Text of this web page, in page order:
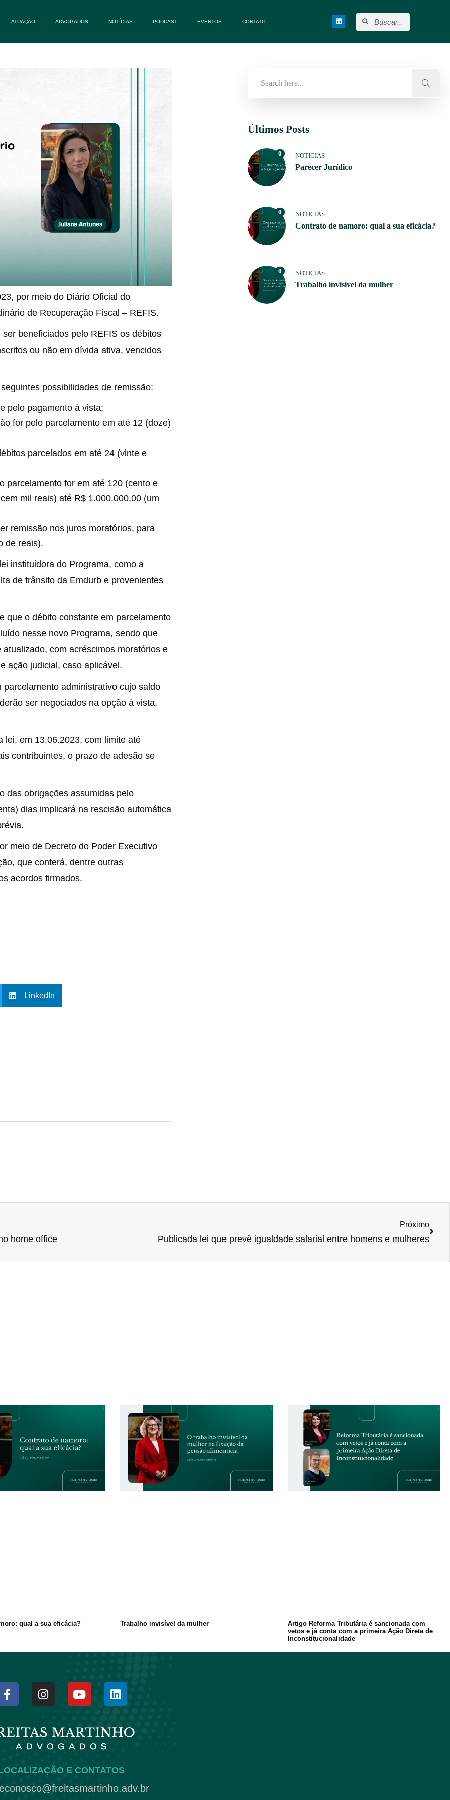
ATUAÇÃO ADVOGADOS NOTÍCIAS PODCAST EVENTOS CONTATO
por meio do Diário Oficial do
de Recuperação Fiscal – REFIS.
beneficiados pelo REFIS os débitos
ou não em dívida ativa, vencidos
possibilidades de remissão:
pelo pagamento à vista;
for pelo parcelamento em até 12 (doze)
parcelados em até 24 (vinte e
parcelamento for em até 120 (cento e
mil reais) até R$ 1.000.000,00 (um
remissão nos juros moratórios, para
de reais).
instituidora do Programa, como a
de trânsito da Emdurb e provenientes
que o débito constante em parcelamento
nesse novo Programa, sendo que
com acréscimos moratórios e
ação judicial, caso aplicável.
administrativo cujo saldo
ser negociados na opção à vista,
lei, em 13.06.2023, com limite até
contribuintes, o prazo de adesão se
das obrigações assumidas pelo
dias implicará na rescisão automática
meio de Decreto do Poder Executivo
que conterá, dentre outras
acordos firmados.
LinkedIn
Últimos Posts
0 NOTICIAS
Parecer Jurídico
0 NOTICIAS
Contrato de namoro: qual a sua eficácia?
0 NOTICIAS
Trabalho invisível da mulher
home office
Próximo
Publicada lei que prevê igualdade salarial entre homens e mulheres
qual a sua eficácia? Trabalho invisível da mulher
Artigo Reforma Tributária é sancionada com
vetos e já conta com a primeira Ação Direta de
Inconstitucionalidade
E CONTATOS